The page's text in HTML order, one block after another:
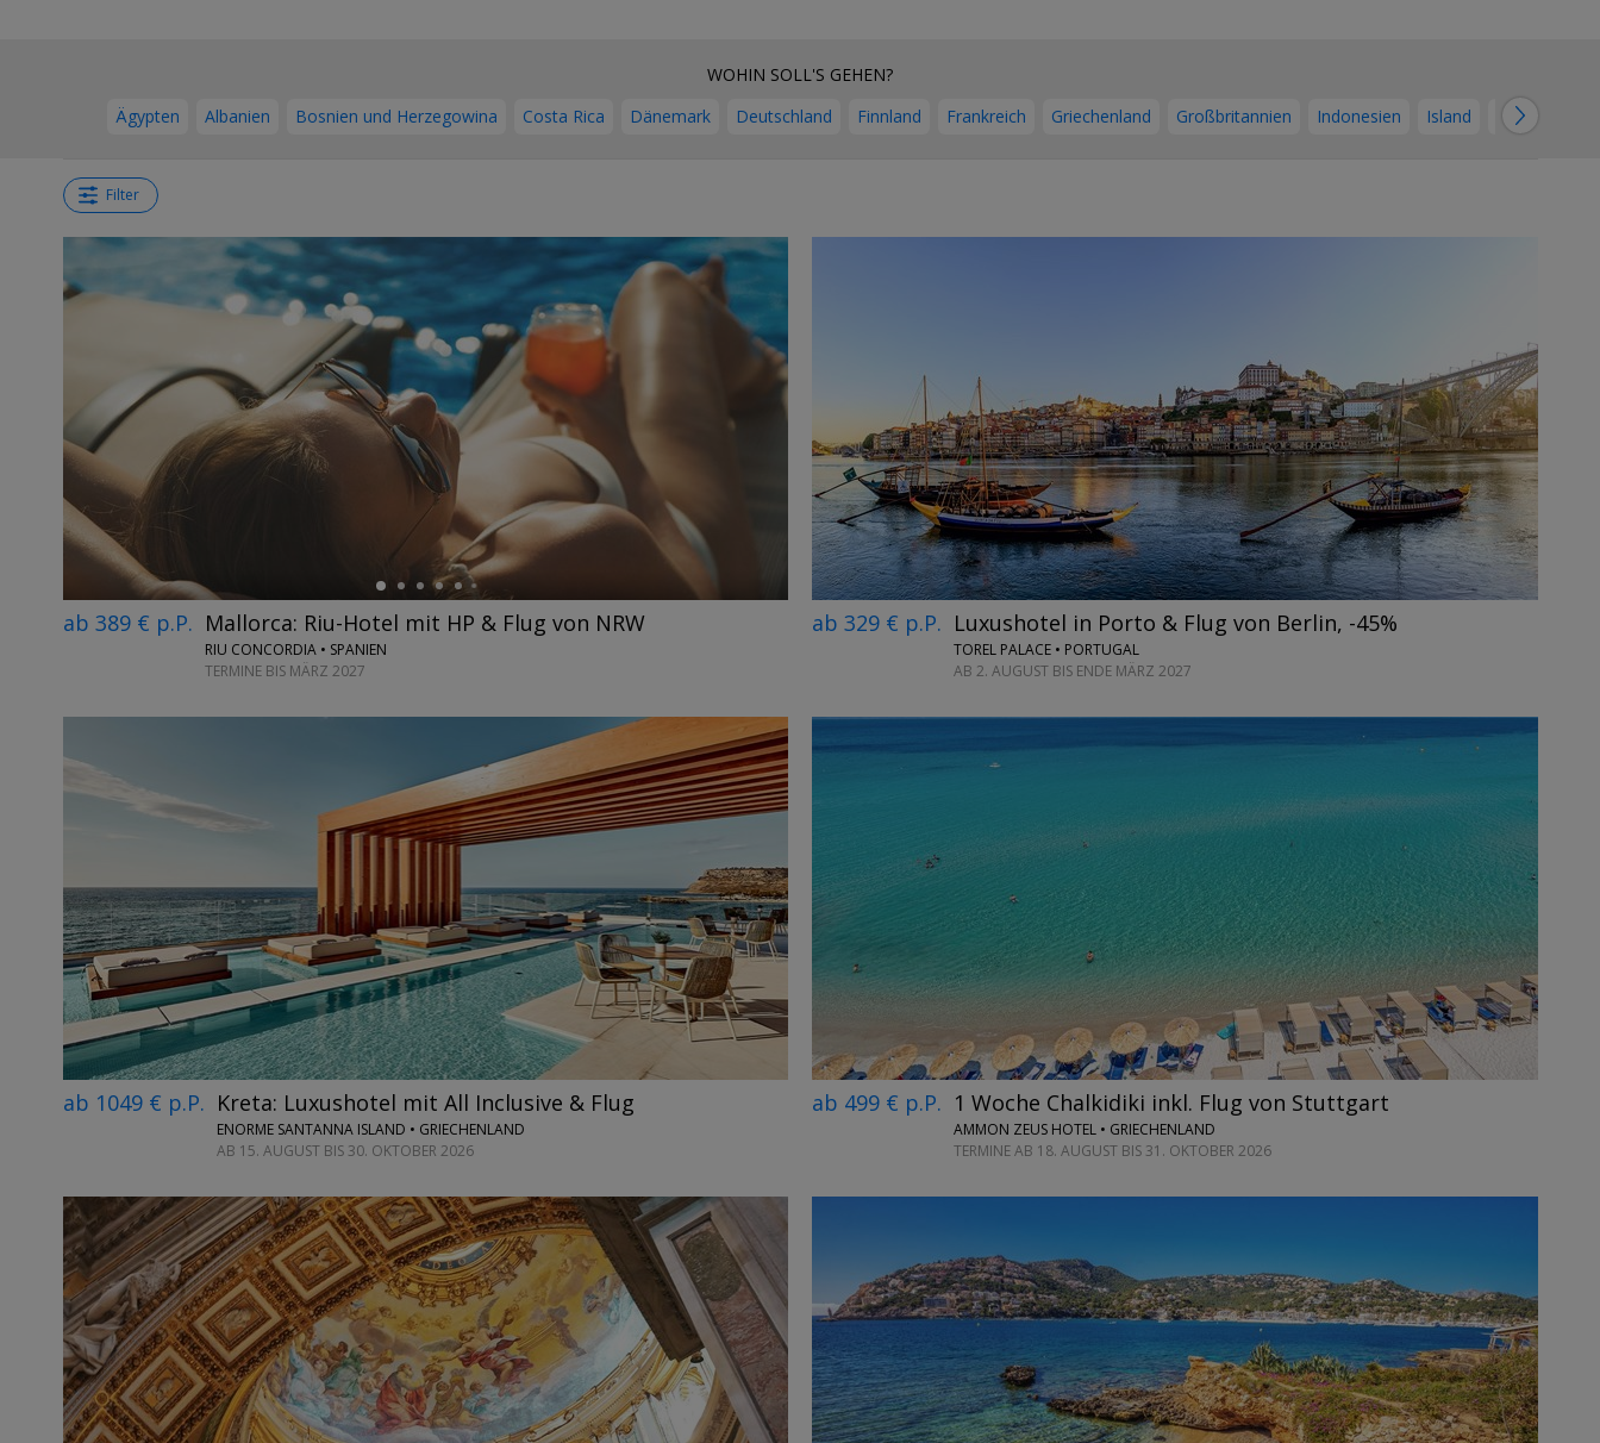
WOHIN SOLL'S GEHEN?
Ägypten Albanien Bosnien und Herzegowina Costa Rica Dänemark Deutschland Finnland Frankreich Griechenland Großbritannien Indonesien Island Italien
Filter
← →
ab 389 € p.P. Mallorca: Riu-Hotel mit HP & Flug von NRW
RIU CONCORDIA • SPANIEN
TERMINE BIS MÄRZ 2027
ab 329 € p.P. Luxushotel in Porto & Flug von Berlin, -45%
TOREL PALACE • PORTUGAL
AB 2. AUGUST BIS ENDE MÄRZ 2027
ab 1049 € p.P. Kreta: Luxushotel mit All Inclusive & Flug
ENORME SANTANNA ISLAND • GRIECHENLAND
AB 15. AUGUST BIS 30. OKTOBER 2026
ab 499 € p.P. 1 Woche Chalkidiki inkl. Flug von Stuttgart
AMMON ZEUS HOTEL • GRIECHENLAND
TERMINE AB 18. AUGUST BIS 31. OKTOBER 2026
← →
←